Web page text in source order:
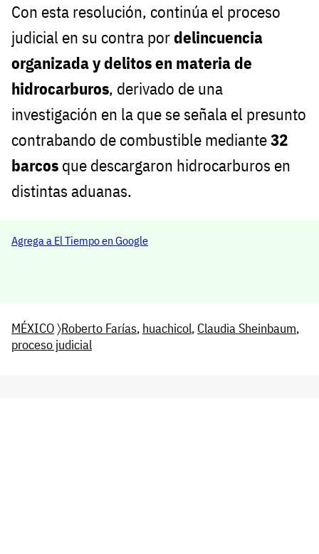
Con esta resolución, continúa el proceso
judicial en su contra pordelincuencia
organizada y delitos en materia de
hidrocarburos, derivado de una
investigación en la que se señala el presunto
contrabando de combustible mediante32
barcos que descargaron hidrocarburos en
distintas aduanas.
Agrega a El Tiempo en Google
MÉXICO〉Roberto Farías, huachicol, Claudia Sheinbaum,
proceso judicial